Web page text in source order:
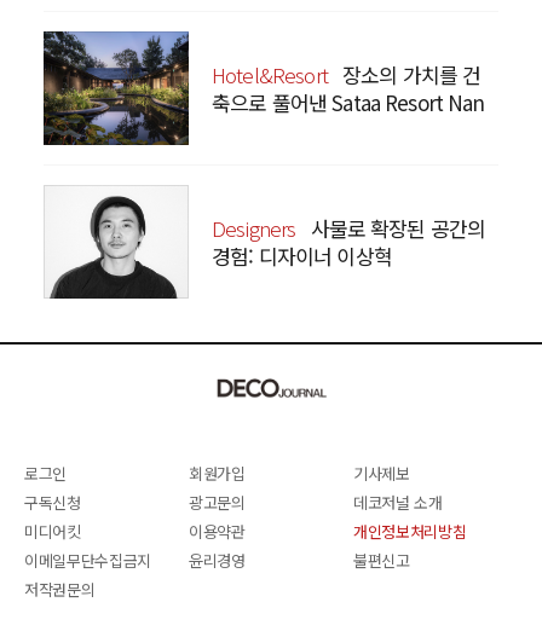
Hotel&Resort 장소의 가치를 건
축으로 풀어낸 Sataa Resort Nan
Designers 사물로 확장된 공간의
경험: 디자이너 이상혁
로그인 회원가입
기사제보
구독신청
광고문의
데코저널 소개
미디어킷
이용약관
개인정보처리방침
이메일무단수집금지
윤리경영
불편신고
저작권문의